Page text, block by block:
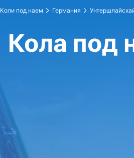
Коли под наем Германия
Кола под